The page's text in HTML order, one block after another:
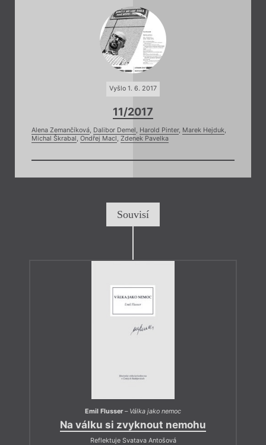
Vyšlo 1. 6. 2017
11/2017
Alena Zemančíková, Dalibor Demel, Harold Pinter, Marek Hejduk,
Michal Škrabal, Ondřej Macl, Zdenek Pavelka
Souvisí
Emil Flusser– Válka jako nemoc
Na válku si zvyknout nemohu
Reflektuje Svatava Antošová